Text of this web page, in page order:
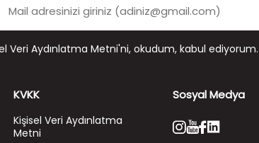
Veri Aydınlatma Metni'ni, okudum, kabul ediyorum.
KVKK
Kişisel Veri Aydınlatma
Metni
Sosyal Medya